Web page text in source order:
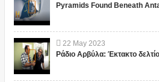
Pyramids Found Beneath
22 May 2023
Ράδιο Αρβύλα: Έκτακτο